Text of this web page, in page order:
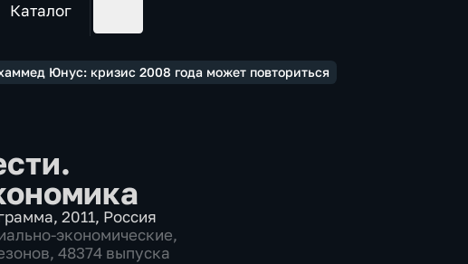
Каталог
Юнус: кризис 2008 года может повториться
, 2011, Россия
экономические,
48374 выпуска